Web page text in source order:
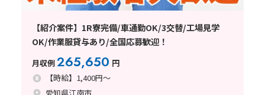
【紹介案件】1R寮完備/車通勤OK/3交替/工場見学
OK/作業服貸与あり/全国応募歓迎！
月収例265,650 円
【時給】1,400円～